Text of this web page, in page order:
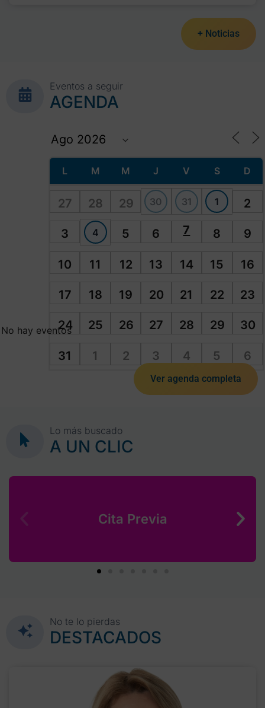
+ Noticias
Eventos a seguir
AGENDA
L M M J V S D
27 28 29 30 31 1 2
3 4 5 6 7 8 9
10 11 12 13 14 15 16
17 18 19 20 21 22 23
24 25 26 27 28 29 30
31 1 2 3 4 5 6
No hay eventos
Ver agenda completa
Lo más buscado
A UN CLIC
Cita Previa
No te lo pierdas
DESTACADOS